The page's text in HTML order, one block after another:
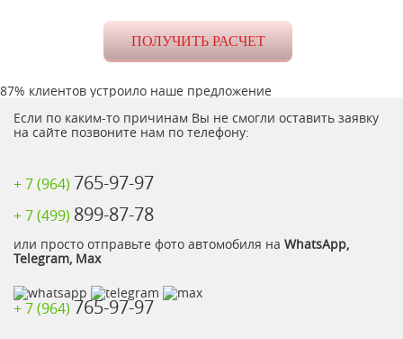
87% клиентов устроило наше предложение
Если по каким-то причинам Вы не смогли оставить заявку
на сайте позвоните нам по телефону:
+ 7 (964) 765-97-97
+ 7 (499) 899-87-78
или просто отправьте фото автомобиля на WhatsApp,
Telegram, Max
+ 7 (964) 765-97-97